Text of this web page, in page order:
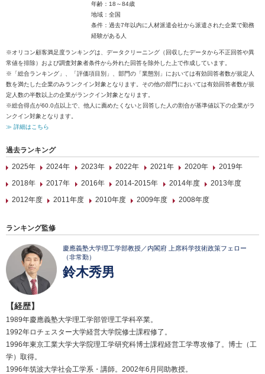
年齢：18～84歳
地域：全国
条件：過去7年以内に人材派遣会社から派遣された企業で勤務
経験がある人
※オリコン顧客満足度ランキングは、データクリーニング（回収したデータから不正回答や異
常値を排除）および調査対象者条件から外れた回答を除外した上で作成しています。
※「総合ランキング」、「評価項目別」、部門の「業態別」においては有効回答者数が規定人
数を満たした企業のみランクイン対象となります。その他の部門においては有効回答者数が規
定人数の半数以上の企業がランクイン対象となります。
※総合得点が60.0点以上で、他人に薦めたくないと回答した人の割合が基準値以下の企業がラ
ンクイン対象となります。
≫ 詳細はこちら
過去ランキング
2025年
2024年 2023年 2022年 2021年 2020年
2019年
2018年
2017年 2016年 2014-2015年 2014年度
2013年度
2012年度
2011年度 2010年度 2009年度 2008年度
ランキング監修
慶應義塾大学理工学部教授／内閣府 上席科学技術政策フェロー
（非常勤）
鈴木秀男
【経歴】
1989年慶應義塾大学理工学部管理工学科卒業。
1992年ロチェスター大学経営大学院修士課程修了。
1996年東京工業大学大学院理工学研究科博士課程経営工学専攻修了。博士（工
学）取得。
1996年筑波大学社会工学系・講師。2002年6月同助教授。